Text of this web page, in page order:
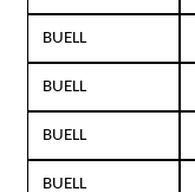
BUELL
BUELL
BUELL
BUELL